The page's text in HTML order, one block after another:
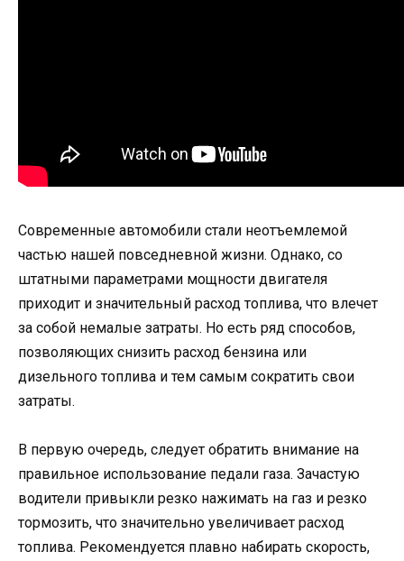
Современные автомобили стали неотъемлемой
частью нашей повседневной жизни. Однако, со
штатными параметрами мощности двигателя
приходит и значительный расход топлива, что влечет
за собой немалые затраты. Но есть ряд способов,
позволяющих снизить расход бензина или
дизельного топлива и тем самым сократить свои
затраты.
В первую очередь, следует обратить внимание на
правильное использование педали газа. Зачастую
водители привыкли резко нажимать на газ и резко
тормозить, что значительно увеличивает расход
топлива. Рекомендуется плавно набирать скорость,